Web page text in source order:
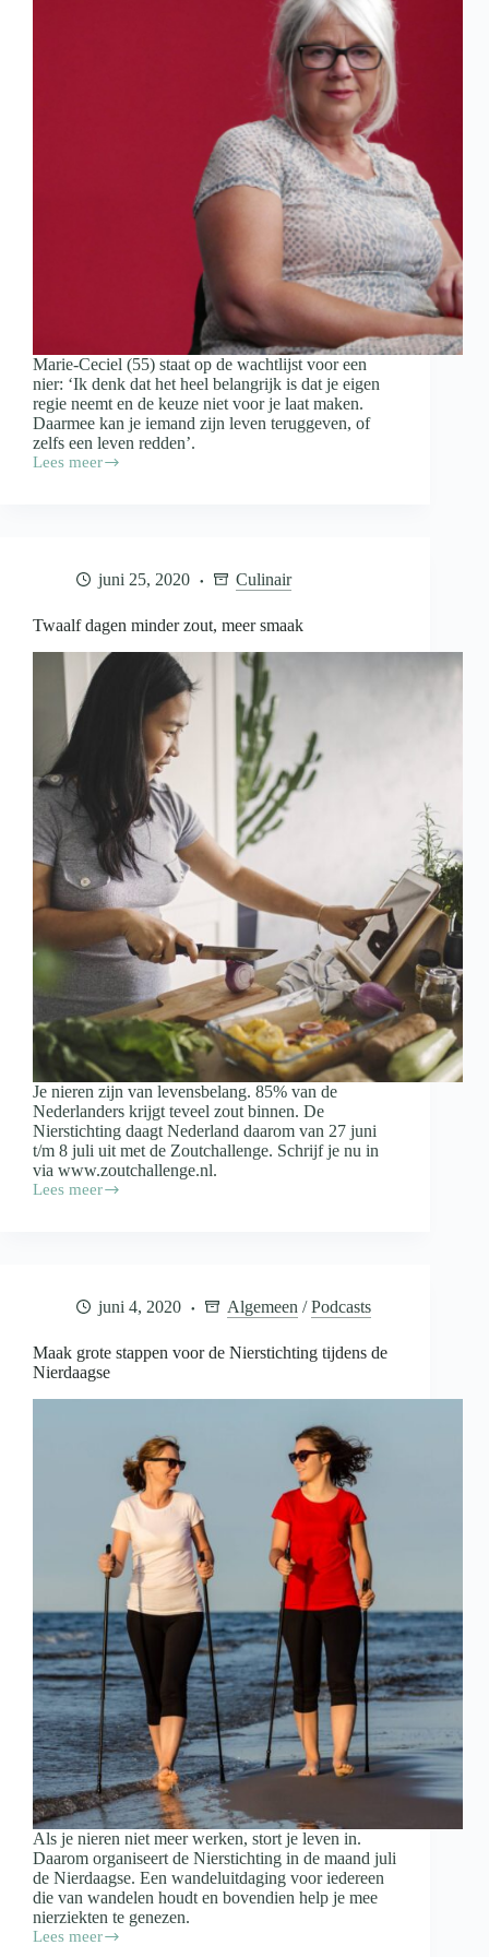
Marie-Ceciel (55) staat op de wachtlijst voor een
nier: ‘Ik denk dat het heel belangrijk is dat je eigen
regie neemt en de keuze niet voor je laat maken.
Daarmee kan je iemand zijn leven teruggeven, of
zelfs een leven redden’.
Lees meer
Maak
juni 25, 2020 Culinair
Twaalf dagen minder zout, meer smaak
Je nieren zijn van levensbelang. 85% van de
Nederlanders krijgt teveel zout binnen. De
Nierstichting daagt Nederland daarom van 27 juni
t/m 8 juli uit met de Zoutchallenge. Schrijf je nu in
via www.zoutchallenge.nl.
Lees meer
Twaalf
juni 4, 2020 Algemeen /Podcasts
Maak grote stappen voor de Nierstichting tijdens de
Nierdaagse
Als je nieren niet meer werken, stort je leven in.
Daarom organiseert de Nierstichting in de maand juli
de Nierdaagse. Een wandeluitdaging voor iedereen
die van wandelen houdt en bovendien help je mee
nierziekten te genezen.
Lees meer
Maak